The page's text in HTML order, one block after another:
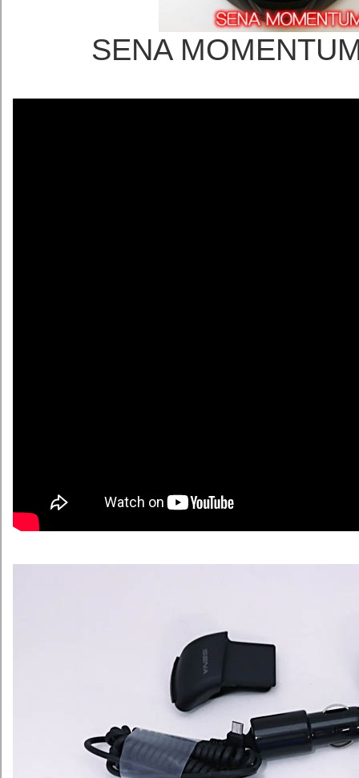
SENA